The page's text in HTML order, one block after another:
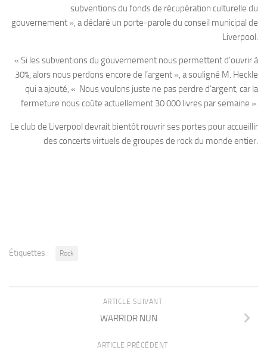
subventions du fonds de récupération culturelle du
gouvernement », a déclaré un porte-parole du conseil municipal de
Liverpool.
« Si les subventions du gouvernement nous permettent d’ouvrir à
30%, alors nous perdons encore de l’argent », a souligné M. Heckle
qui a ajouté, « Nous voulons juste ne pas perdre d’argent, car la
fermeture nous coûte actuellement 30 000 livres par semaine ».
Le club de Liverpool devrait bientôt rouvrir ses portes pour accueillir
des concerts virtuels de groupes de rock du monde entier.
Étiquettes : Rock
ARTICLE SUIVANT
WARRIOR NUN
ARTICLE PRÉCÉDENT